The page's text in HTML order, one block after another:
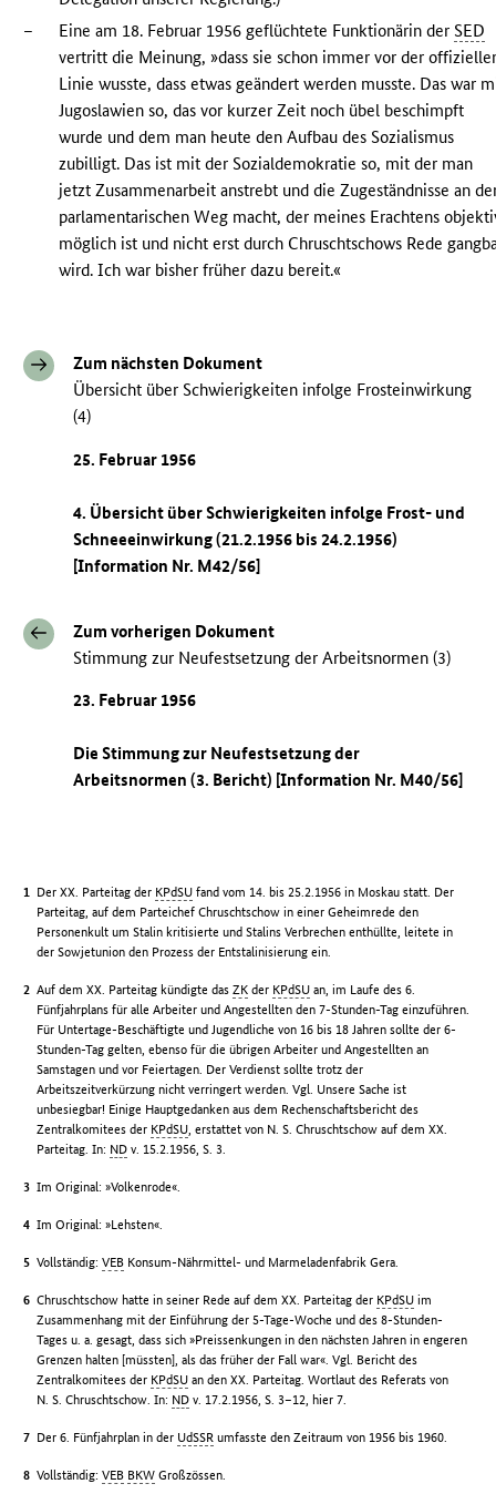
– Eine am 18. Februar 1956 geflüchtete Funktionärin derSED
vertritt die Meinung, »dass sie schon immer vor der
Linie wusste, dass etwas geändert werden musste. Das war
Jugoslawien so, das vor kurzer Zeit noch übel beschimpft
wurde und dem man heute den Aufbau des Sozialismus
zubilligt. Das ist mit der Sozialdemokratie so, mit der man
jetzt Zusammenarbeit anstrebt und die Zugeständnisse an
parlamentarischen Weg macht, der meines Erachtens
möglich ist und nicht erst durch Chruschtschows Rede
wird. Ich war bisher früher dazu bereit.«
Zum nächsten Dokument
Übersicht über Schwierigkeiten infolge Frosteinwirkung
(4)
25. Februar 1956
4. Übersicht über Schwierigkeiten infolge Frost- und
Schneeeinwirkung (21.2.1956 bis 24.2.1956)
[Information Nr. M42/56]
Zum vorherigen Dokument
Stimmung zur Neufestsetzung der Arbeitsnormen (3)
23. Februar 1956
Die Stimmung zur Neufestsetzung der
Arbeitsnormen (3. Bericht) [Information Nr. M40/56]
Der XX. Parteitag der KPdSU fand vom 14. bis 25.2.1956 in Moskau statt. Der
Parteitag, auf dem Parteichef Chruschtschow in einer Geheimrede den
Personenkult um Stalin kritisierte und Stalins Verbrechen enthüllte, leitete in
der Sowjetunion den Prozess der Entstalinisierung ein.
Auf dem XX. Parteitag kündigte dasZK der KPdSU an, im Laufe des 6.
Fünfjahrplans für alle Arbeiter und Angestellten den 7-Stunden-Tag einzuführen.
Für Untertage-Beschäftigte und Jugendliche von 16 bis 18 Jahren sollte der 6-
Stunden-Tag gelten, ebenso für die übrigen Arbeiter und Angestellten an
Samstagen und vor Feiertagen. Der Verdienst sollte trotz der
Arbeitszeitverkürzung nicht verringert werden. Vgl. Unsere Sache ist
unbesiegbar! Einige Hauptgedanken aus dem Rechenschaftsbericht des
Zentralkomitees der KPdSU, erstattet von N. S. Chruschtschow auf dem XX.
Parteitag. In: ND v. 15.2.1956, S. 3.
Im Original: »Volkenrode«.
Im Original: »Lehsten«.
Vollständig:VEB Konsum-Nährmittel- und Marmeladenfabrik Gera.
Chruschtschow hatte in seiner Rede auf dem XX. Parteitag der KPdSU im
Zusammenhang mit der Einführung der 5-Tage-Woche und des 8-Stunden-
Tages u. a. gesagt, dass sich »Preissenkungen in den nächsten Jahren in engeren
Grenzen halten [müssten], als das früher der Fall war«. Vgl. Bericht des
Zentralkomitees der KPdSU an den XX. Parteitag. Wortlaut des Referats von
N. S. Chruschtschow. In: ND v. 17.2.1956, S. 3–12, hier 7.
Der 6. Fünfjahrplan in der UdSSR umfasste den Zeitraum von 1956 bis 1960.
Vollständig:VEB BKW Großzössen.